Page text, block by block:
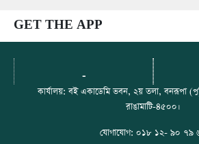
GET THE APP
-
কার্যালয়: বই একাডেমি ভবন, ২য় তলা, বনরূপা
রাঙামাটি-৪৫০০।
যোগাযোগ: ০১৮ ১২- ৯০ ৭৯